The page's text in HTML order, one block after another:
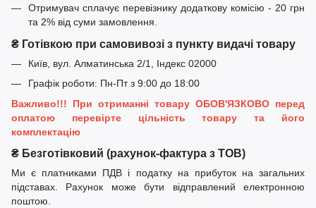
Отримувач сплачує перевізнику додаткову комісію - 20 грн
та 2% від суми замовлення.
₴ Готівкою при самовивозі з пункту видачі товару
Київ, вул. Алматинська 2/1, Індекс 02000
Графік роботи: Пн-Пт з 9:00 до 18:00
Важливо!!! При отриманні товару ОБОВ'ЯЗКОВО перед
оплатою перевірте цільність товару та його
комплектацію
₴ Безготівковий (рахунок-фактура з ТОВ)
Ми є платниками ПДВ і податку на прибуток на загальних
підставах. Рахунок може бути відправлений електронною
поштою.